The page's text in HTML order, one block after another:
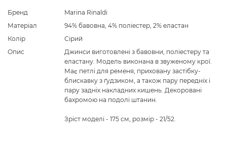
Бренд
Marina Rinaldi
Матеріал
94% бавовна, 4% поліестер, 2% еластан
Колір
Сірий
Опис
Джинси виготовлені з бавовни, поліестеру та
еластану. Модель виконана в звуженому крої.
Має петлі для ременя, приховану застібку-
блискавку з ґудзиком, а також пару передніх і
пару задніх накладних кишень. Декоровані
бахромою на подолі штанин.
Зріст моделі - 175 см, розмір - 21/52.